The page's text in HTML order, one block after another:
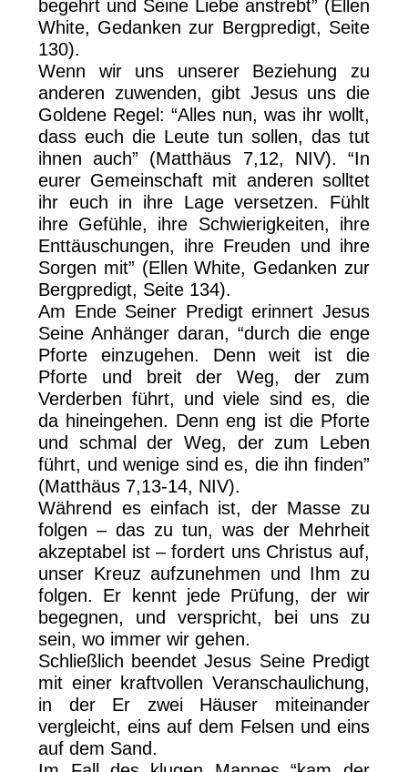
begehrt und Seine Liebe anstrebt” (Ellen
White, Gedanken zur Bergpredigt, Seite
130).
Wenn wir uns unserer Beziehung zu
anderen zuwenden, gibt Jesus uns die
Goldene Regel: “Alles nun, was ihr wollt,
dass euch die Leute tun sollen, das tut
ihnen auch” (Matthäus 7,12, NIV). “In
eurer Gemeinschaft mit anderen solltet
ihr euch in ihre Lage versetzen. Fühlt
ihre Gefühle, ihre Schwierigkeiten, ihre
Enttäuschungen, ihre Freuden und ihre
Sorgen mit” (Ellen White, Gedanken zur
Bergpredigt, Seite 134).
Am Ende Seiner Predigt erinnert Jesus
Seine Anhänger daran, “durch die enge
Pforte einzugehen. Denn weit ist die
Pforte und breit der Weg, der zum
Verderben führt, und viele sind es, die
da hineingehen. Denn eng ist die Pforte
und schmal der Weg, der zum Leben
führt, und wenige sind es, die ihn finden”
(Matthäus 7,13-14, NIV).
Während es einfach ist, der Masse zu
folgen – das zu tun, was der Mehrheit
akzeptabel ist – fordert uns Christus auf,
unser Kreuz aufzunehmen und Ihm zu
folgen. Er kennt jede Prüfung, der wir
begegnen, und verspricht, bei uns zu
sein, wo immer wir gehen.
Schließlich beendet Jesus Seine Predigt
mit einer kraftvollen Veranschaulichung,
in der Er zwei Häuser miteinander
vergleicht, eins auf dem Felsen und eins
auf dem Sand.